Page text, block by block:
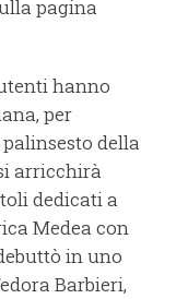
pagina
hanno
per
della
arricchirà
dedicati a
Medea con
in uno
Barbieri,